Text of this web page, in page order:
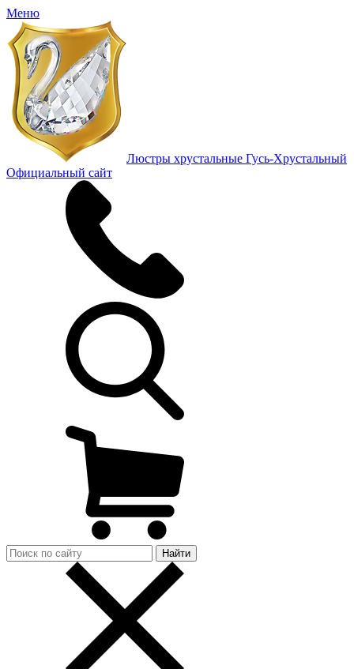
Меню
Люстры хрустальные Гусь-Хрустальный
Официальный сайт
Найти